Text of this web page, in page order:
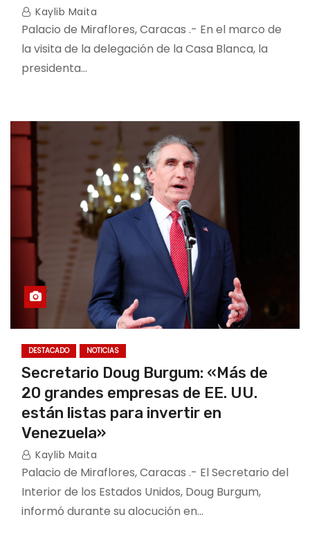
Kaylib Maita
Palacio de Miraflores, Caracas .- En el marco de
la visita de la delegación de la Casa Blanca, la
presidenta…
DESTACADO NOTICIAS
Secretario Doug Burgum: «Más de
20 grandes empresas de EE. UU.
están listas para invertir en
Venezuela»
Kaylib Maita
Palacio de Miraflores, Caracas .- El Secretario del
Interior de los Estados Unidos, Doug Burgum,
informó durante su alocución en…